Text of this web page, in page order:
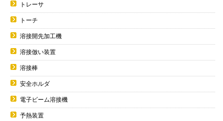
トレーサ
トーチ
溶接開先加工機
溶接倣い装置
溶接棒
安全ホルダ
電子ビーム溶接機
予熱装置